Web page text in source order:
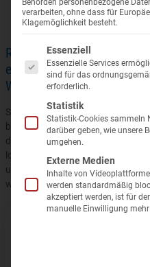
Santé Royale
Kurreise Ratgeber –
Reisegutschein
Newsletter
Reisebewertung
Beispiel Blog anzeigen
Radioaktiv und trotzdem
ersten Radonkur wirklich
Wissenschaft dazu sagt
Seit mehr als 25 Jahren begleitet
bekanntesten Radonkurorte
dieselben Fragen: Ist das wirklich
lohnt es sich wirklich? Diese
unserer Erfahrung, der
wissenschaftlicher Studien.
Behörden personenbezogene
verarbeiten, ohne dass für
Klagemöglichkeit besteht.
Es folgt eine Liste der
Essenziell
Essenzielle Services
sind für das
erforderlich.
Statistik
Statistik-Cookies sammeln
darüber geben, wie unsere
umgehen.
Externe Medien
Inhalte von
werden standardmäßig
akzeptiert werden, ist für
manuelle Einwilligung